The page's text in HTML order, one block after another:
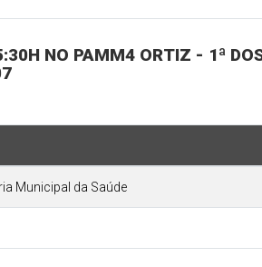
NO PAMM4 ORTIZ - 1ª
Municipal da Saúde